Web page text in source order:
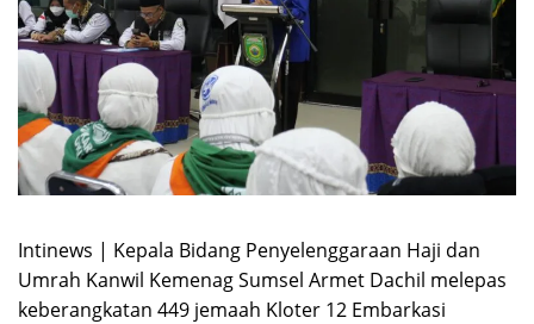
Intinews | Kepala Bidang Penyelenggaraan Haji dan
Umrah Kanwil Kemenag Sumsel Armet Dachil melepas
keberangkatan 449 jemaah Kloter 12 Embarkasi